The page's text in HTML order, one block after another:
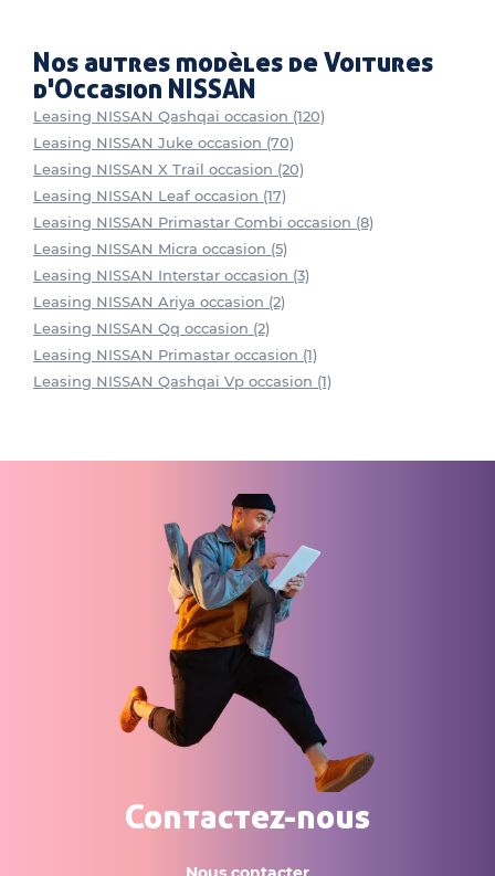
Nos autres modèles de Voitures
d'Occasion NISSAN
Leasing NISSAN Qashqai occasion (120)
Leasing NISSAN Juke occasion (70)
Leasing NISSAN X Trail occasion (20)
Leasing NISSAN Leaf occasion (17)
Leasing NISSAN Primastar Combi occasion (8)
Leasing NISSAN Micra occasion (5)
Leasing NISSAN Interstar occasion (3)
Leasing NISSAN Ariya occasion (2)
Leasing NISSAN Qq occasion (2)
Leasing NISSAN Primastar occasion (1)
Leasing NISSAN Qashqai Vp occasion (1)
Contactez-nous